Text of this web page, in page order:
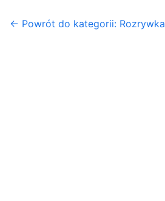
← Powrót do kategorii: Rozrywka